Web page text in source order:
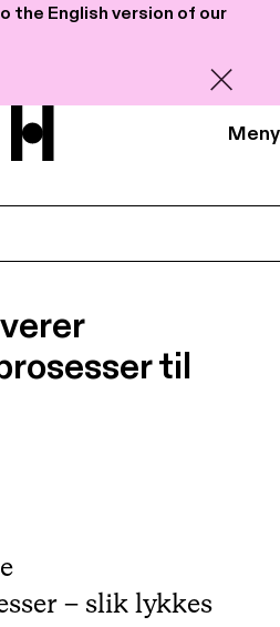
the English version of our
Meny
til
– slik lykkes